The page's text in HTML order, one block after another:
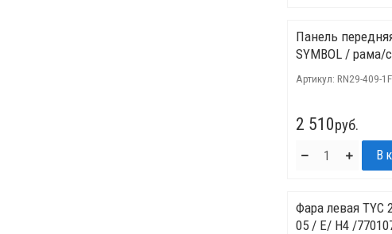
Панель
SYMBOL / рама/
Артикул: RN29-409-1F
2 510руб.
Фара левая TYC
05 / Е/ H4 /